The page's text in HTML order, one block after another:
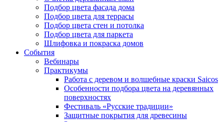
Подбор цвета фасада дома
Подбор цвета для террасы
Подбор цвета стен и потолка
Подбор цвета для паркета
Шлифовка и покраска домов
События
Вебинары
Практикумы
Работа с деревом и волшебные краски Saicos
Особенности подбора цвета на деревянных
поверхностях
Фестиваль «Русские традиции»
Защитные покрытия для древесины